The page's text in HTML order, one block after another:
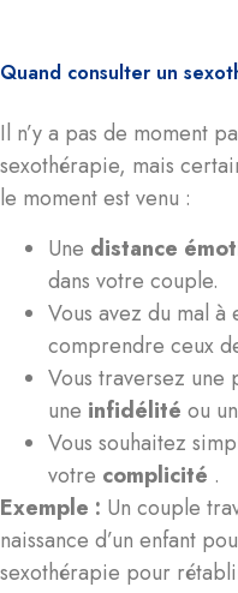
Quand consulter un
Il n’y a pas de moment
sexothérapie, mais
le moment est venu :
Une distance
dans votre couple.
Vous avez du mal
comprendre ceux
Vous traversez
une infidélité ou
Vous souhaitez
votre complicité .
Exemple : Un couple
naissance d’un enfant
sexothérapie pour